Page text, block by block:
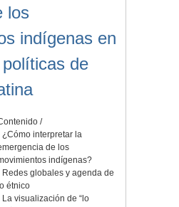
los
indígenas en
de
/
¿Cómo interpretar la
de los
indígenas?
Redes globales y agenda de
lo étnico
La visualización de “lo